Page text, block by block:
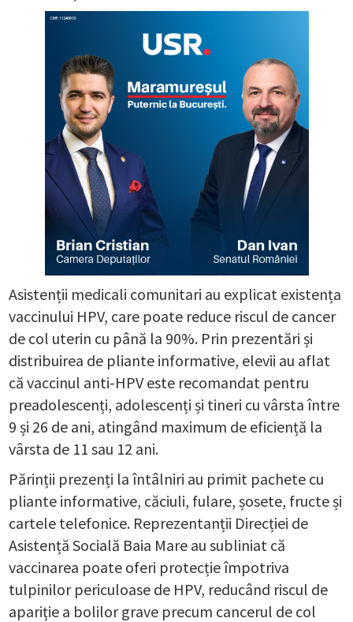
Asistenții medicali comunitari au explicat existența
vaccinului HPV, care poate reduce riscul de cancer
de col uterin cu până la 90%. Prin prezentări și
distribuirea de pliante informative, elevii au aflat
că vaccinul anti-HPV este recomandat pentru
preadolescenți, adolescenți și tineri cu vârsta între
9 și 26 de ani, atingând maximum de eficiență la
vârsta de 11 sau 12 ani.
Părinții prezenți la întâlniri au primit pachete cu
pliante informative, căciuli, fulare, șosete, fructe și
cartele telefonice. Reprezentanții Direcției de
Asistență Socială Baia Mare au subliniat că
vaccinarea poate oferi protecție împotriva
tulpinilor periculoase de HPV, reducând riscul de
apariție a bolilor grave precum cancerul de col